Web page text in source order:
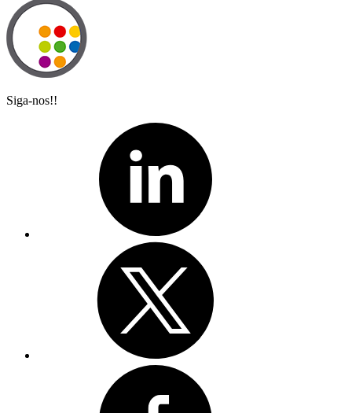
Siga-nos!!